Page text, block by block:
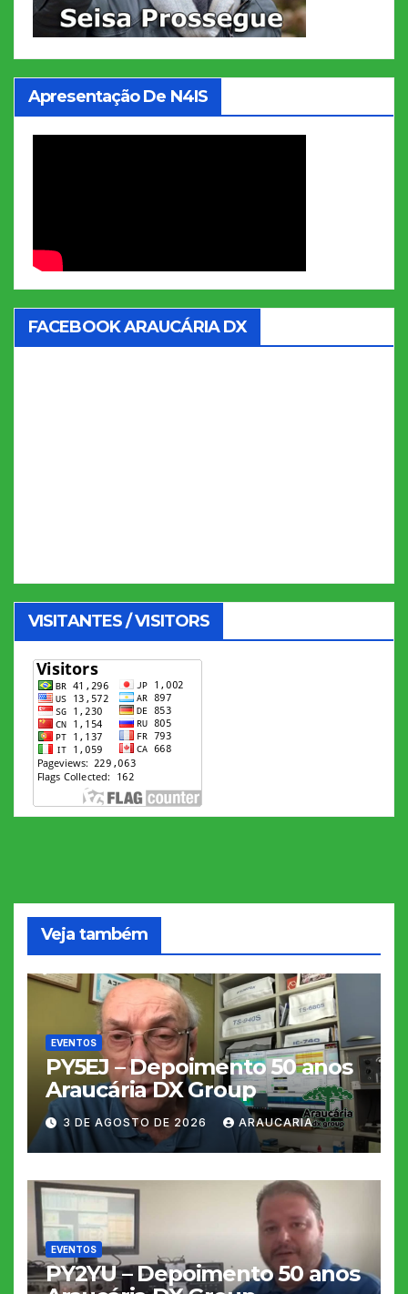
Apresentação De N4IS
FACEBOOK ARAUCÁRIA DX
VISITANTES / VISITORS
Veja também
EVENTOS
PY5EJ – Depoimento 50 anos
Araucária DX Group
3 DE AGOSTO DE 2026 ARAUCARIA
EVENTOS
PY2YU – Depoimento 50 anos